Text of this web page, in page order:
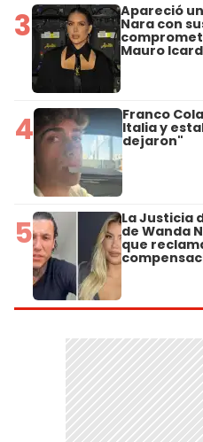
3 Apareció
Nara con
Mauro
4 Franco
Italia y
dejaron"
5 La Justicia
de Wanda
que